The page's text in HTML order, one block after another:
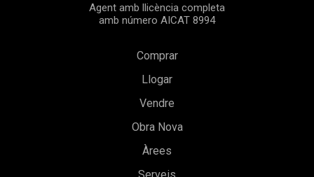
Agent amb llicència completa
amb número AICAT 8994
Comprar
Llogar
Vendre
Obra Nova
Àrees
Serveis